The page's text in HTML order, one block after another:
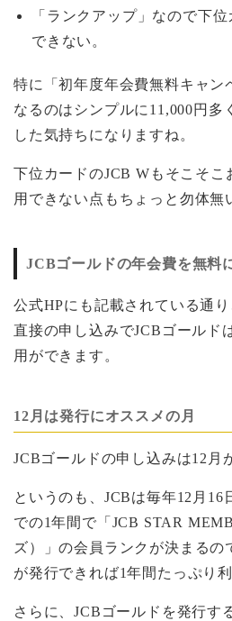
「ランクアップ」なので下
できない。
特に「初年度年会費無料キャン
なるのはシンプルに11,000円多
した気持ちになりますね。
下位カードのJCB Wもそこそこ
用できない点もちょっと勿体無
JCBゴールドの年会費を無料
公式HPにも記載されている通
直接の申し込みでJCBゴールド
用ができます。
12月は発行にオススメの月
JCBゴールドの申し込みは12月
というのも、JCBは毎年12月16
での1年間で「JCB STAR
ズ）」の会員ランクが決まるの
が発行できれば1年間たっぷり
さらに、JCBゴールドを発行す